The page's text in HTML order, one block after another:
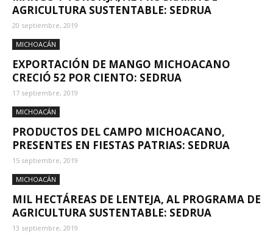
AGRICULTURA SUSTENTABLE: SEDRUA
20 septiembre, 2019
MICHOACÁN
EXPORTACIÓN DE MANGO MICHOACANO
CRECIÓ 52 POR CIENTO: SEDRUA
17 septiembre, 2019
MICHOACÁN
PRODUCTOS DEL CAMPO MICHOACANO,
PRESENTES EN FIESTAS PATRIAS: SEDRUA
15 septiembre, 2019
MICHOACÁN
MIL HECTÁREAS DE LENTEJA, AL PROGRAMA DE
AGRICULTURA SUSTENTABLE: SEDRUA
13 septiembre, 2019